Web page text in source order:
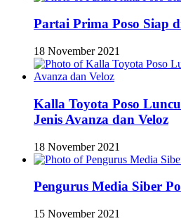
Partai Prima Poso Siap
18 November 2021
Kalla Toyota Poso
Jenis Avanza dan Veloz
18 November 2021
Pengurus Media Siber
15 November 2021